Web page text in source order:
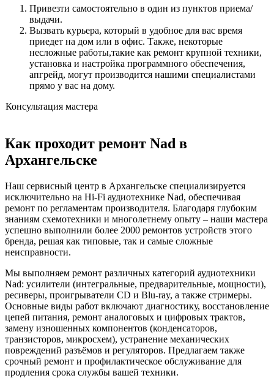
Привезти самостоятельно в один из пунктов приема/
выдачи.
Вызвать курьера, который в удобное для вас время
приедет на дом или в офис. Также, некоторые
несложные работы,такие как ремонт крупной техники,
установка и настройка программного обеспечения,
апгрейд, могут производится нашими специалистами
прямо у вас на дому.
Консультация мастера
Как проходит ремонт Nad в
Архангельске
Наш сервисный центр в Архангельске специализируется
исключительно на Hi-Fi аудиотехнике Nad, обеспечивая
ремонт по регламентам производителя. Благодаря глубоким
знаниям схемотехники и многолетнему опыту – наши мастера
успешно выполнили более 2000 ремонтов устройств этого
бренда, решая как типовые, так и самые сложные
неисправности.
Мы выполняем ремонт различных категорий аудиотехники
Nad: усилители (интегральные, предварительные, мощности),
ресиверы, проигрыватели CD и Blu-ray, а также стримеры.
Основные виды работ включают диагностику, восстановление
цепей питания, ремонт аналоговых и цифровых трактов,
замену изношенных компонентов (конденсаторов,
транзисторов, микросхем), устранение механических
повреждений разъёмов и регуляторов. Предлагаем также
срочный ремонт и профилактическое обслуживание для
продления срока службы вашей техники.